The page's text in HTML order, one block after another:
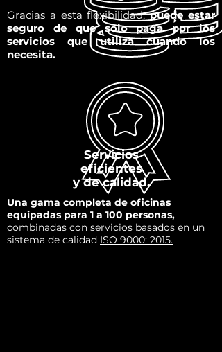
Gracias a esta flexibilidad,puede estar
seguro de que solo paga por los
servicios que utiliza cuando los
necesita.
Servicios
eficientes
y de calidad.
Una gama completa de oficinas
equipadas para 1 a 100 personas,
combinadas con servicios basados en un
sistema de calidad ISO 9000: 2015.